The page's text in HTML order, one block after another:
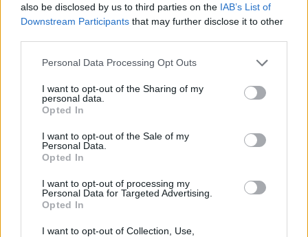
also be disclosed by us to third parties on the IAB’s List of
Downstream Participants that may further disclose it to other
Please note that this website/app uses one or more Google
not limited to your visit or usage behaviour. You may click to
grant or deny consent to Google and its third-party tags to
use your data for below specified purposes in below Google
consent section.
Personal Data Processing Opt Outs
I want to opt-out of the Sharing of my
personal data.
Opted In
I want to opt-out of the Sale of my
Personal Data.
Opted In
I want to opt-out of processing my
Personal Data for Targeted Advertising.
Opted In
I want to opt-out of Collection, Use,